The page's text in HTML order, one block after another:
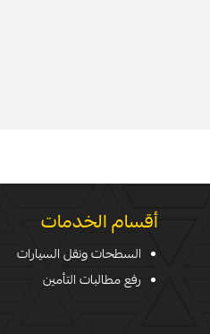
أقسام الخدمات
السطحات ونقل السيارات
رفع مطالبات التأمين